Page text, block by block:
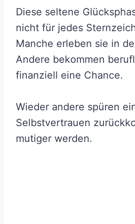
Diese seltene
nicht für jedes
Manche erleben sie in
Andere bekommen
finanziell eine Chance.
Wieder andere spüren
Selbstvertrauen
mutiger werden.